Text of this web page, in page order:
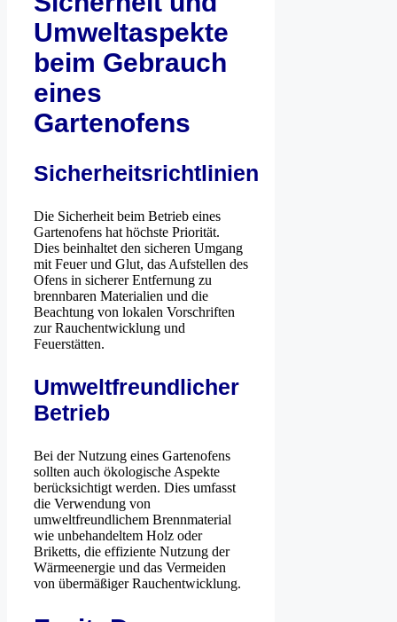
Umweltaspekte
beim Gebrauch
eines
Gartenofens
Sicherheitsrichtlinien
Die Sicherheit beim Betrieb eines
Gartenofens hat höchste Priorität.
Dies beinhaltet den sicheren Umgang
mit Feuer und Glut, das Aufstellen des
Ofens in sicherer Entfernung zu
brennbaren Materialien und die
Beachtung von lokalen Vorschriften
zur Rauchentwicklung und
Feuerstätten.
Umweltfreundlicher
Betrieb
Bei der Nutzung eines Gartenofens
sollten auch ökologische Aspekte
berücksichtigt werden. Dies umfasst
die Verwendung von
umweltfreundlichem Brennmaterial
wie unbehandeltem Holz oder
Briketts, die effiziente Nutzung der
Wärmeenergie und das Vermeiden
von übermäßiger Rauchentwicklung.